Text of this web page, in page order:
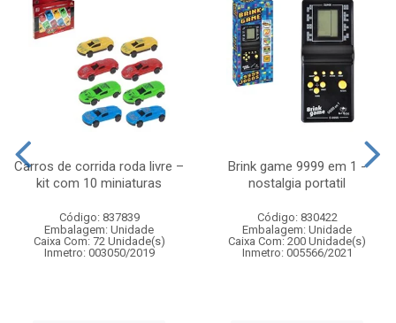
Carros de corrida roda livre –
kit com 10 miniaturas
Código: 837839
Embalagem: Unidade
Caixa Com: 72 Unidade(s)
Inmetro: 003050/2019
Brink game 9999 em 1 -
nostalgia portatil
Código: 830422
Embalagem: Unidade
Caixa Com: 200 Unidade(s)
Inmetro: 005566/2021